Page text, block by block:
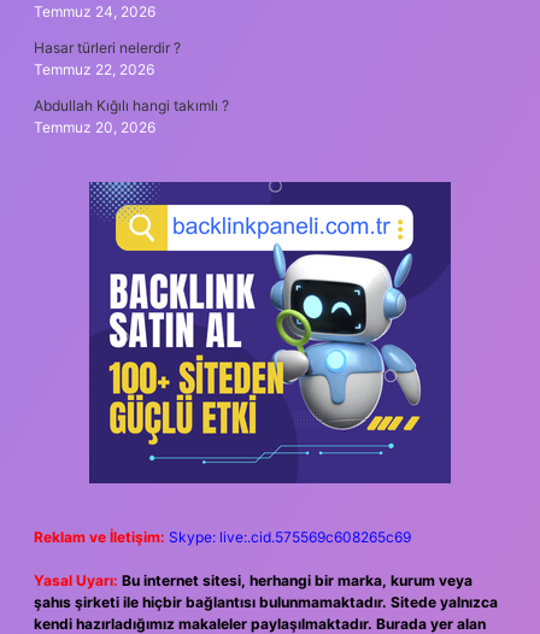
Temmuz 24, 2026
Hasar türleri nelerdir ?
Temmuz 22, 2026
Abdullah Kığılı hangi takımlı ?
Temmuz 20, 2026
Reklam ve İletişim: Skype: live:.cid.575569c608265c69
Yasal Uyarı: Bu internet sitesi, herhangi bir marka, kurum veya
şahıs şirketi ile hiçbir bağlantısı bulunmamaktadır. Sitede yalnızca
kendi hazırladığımız makaleler paylaşılmaktadır. Burada yer alan